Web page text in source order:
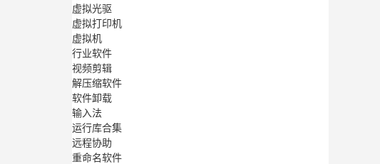
虚拟光驱
虚拟打印机
虚拟机
行业软件
视频剪辑
解压缩软件
软件卸载
输入法
运行库合集
远程协助
重命名软件